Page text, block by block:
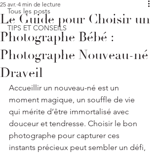
Tous les posts
TIPS ET CONSEILS
Le Guide pour Choisir un
Photographe Bébé :
Photographe Nouveau-né
Draveil
25 avr. 4 min de lecture
Accueillir un nouveau-né est un
moment magique, un souffle de vie
qui mérite d’être immortalisé avec
douceur et tendresse. Choisir le bon
photographe pour capturer ces
instants précieux peut sembler un défi,